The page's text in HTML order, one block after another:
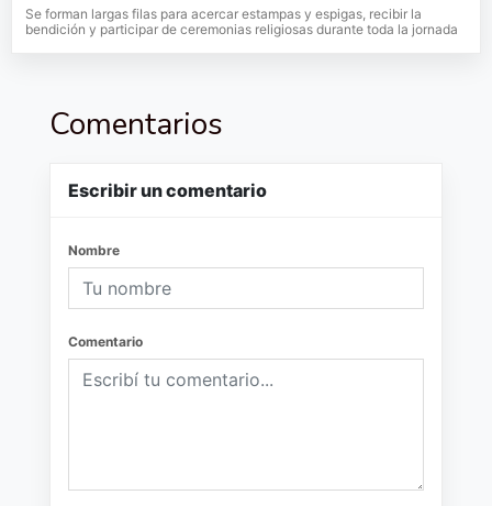
Se forman largas filas para acercar estampas y espigas, recibir la
bendición y participar de ceremonias religiosas durante toda la jornada
Comentarios
Escribir un comentario
Nombre
Comentario